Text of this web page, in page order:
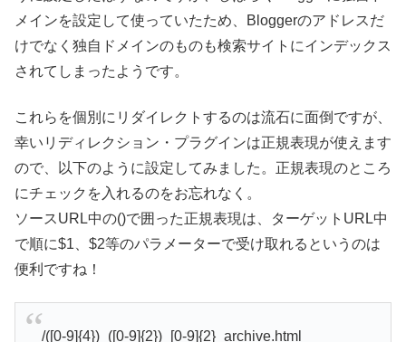
メインを設定して使っていたため、Bloggerのアドレスだ
けでなく独自ドメインのものも検索サイトにインデックス
されてしまったようです。
これらを個別にリダイレクトするのは流石に面倒ですが、
幸いリディレクション・プラグインは正規表現が使えます
ので、以下のように設定してみました。正規表現のところ
にチェックを入れるのをお忘れなく。
ソースURL中の()で囲った正規表現は、ターゲットURL中
で順に$1、$2等のパラメーターで受け取れるというのは
便利ですね！
/([0-9]{4})_([0-9]{2})_[0-9]{2}_archive.html